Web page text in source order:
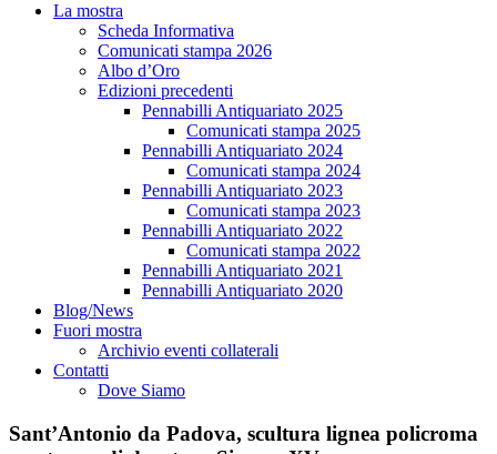
La mostra
Scheda Informativa
Comunicati stampa 2026
Albo d’Oro
Edizioni precedenti
Pennabilli Antiquariato 2025
Comunicati stampa 2025
Pennabilli Antiquariato 2024
Comunicati stampa 2024
Pennabilli Antiquariato 2023
Comunicati stampa 2023
Pennabilli Antiquariato 2022
Comunicati stampa 2022
Pennabilli Antiquariato 2021
Pennabilli Antiquariato 2020
Blog/News
Fuori mostra
Archivio eventi collaterali
Contatti
Dove Siamo
Sant’Antonio da Padova, scultura lignea policroma